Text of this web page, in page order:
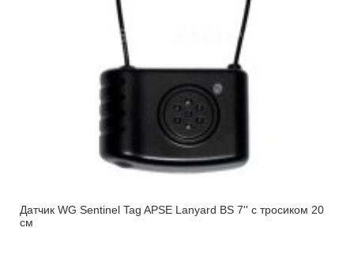
Датчик WG Sentinel Tag APSE Lanyard BS 7'' с тросиком 20
см